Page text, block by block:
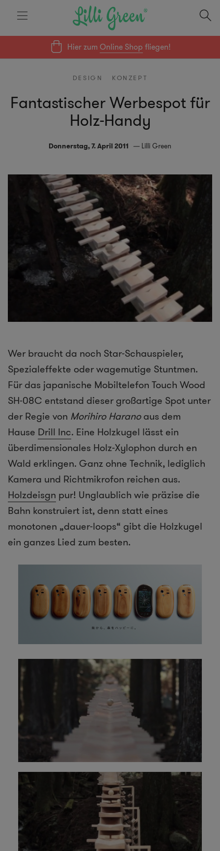
Hier zumOnline Shop fliegen!
DESIGN KONZEPT
Fantastischer Werbespot für
Holz-Handy
Donnerstag, 7. April 2011 Lilli Green
Wer braucht da noch Star-Schauspieler,
Spezialeffekte oder wagemutige Stuntmen.
Für das japanische Mobiltelefon Touch Wood
SH-08C entstand dieser großartige Spot unter
der Regie von Morihiro Haranoaus dem
Hause Drill Inc. Eine Holzkugel lässt ein
überdimensionales Holz-Xylophon durch en
Wald erklingen. Ganz ohne Technik, lediglich
Kamera und Richtmikrofon reichen aus.
Holzdeisgn pur! Unglaublich wie präzise die
Bahn konstruiert ist, denn statt eines
monotonen „dauer-loops“ gibt die Holzkugel
ein ganzes Lied zum besten.